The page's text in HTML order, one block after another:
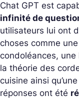
Chat GPT est
infinité de
utilisateurs lui ont
choses comme
condoléances,
la théorie des
cuisine ainsi
réponses ont été